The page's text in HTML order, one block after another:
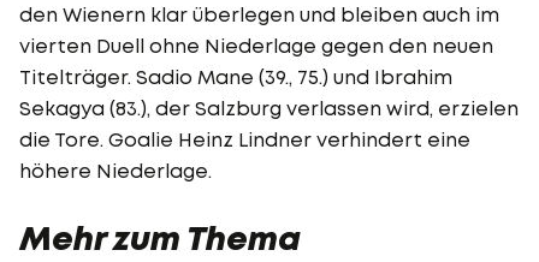
den Wienern klar überlegen und bleiben auch im
vierten Duell ohne Niederlage gegen den neuen
Titelträger. Sadio Mane (39., 75.) und Ibrahim
Sekagya (83.), der Salzburg verlassen wird, erzielen
die Tore. Goalie Heinz Lindner verhindert eine
höhere Niederlage.
Mehr zum Thema